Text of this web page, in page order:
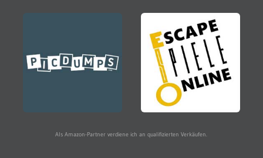
Als Amazon-Partner verdiene ich an qualifizierten Verkäufen.